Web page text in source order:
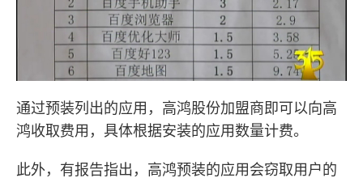
通过预装列出的应用，高鸿股份加盟商即可以向高
鸿收取费用，具体根据安装的应用数量计费。
此外，有报告指出，高鸿预装的应用会窃取用户的